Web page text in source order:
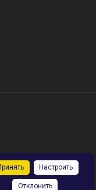
Настроить
Отклонить